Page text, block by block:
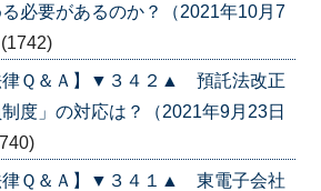
必要があるのか？（2021年10月7
(1742)
律Ｑ＆Ａ】▼３４２▲ 預託法改正
度」の対応は？（2021年9月23日
律Ｑ＆Ａ】▼３４１▲ 東電子会社